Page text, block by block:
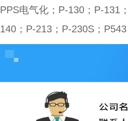
PPS电气化；P-130；P-131
140；P-213；P-230S；P543